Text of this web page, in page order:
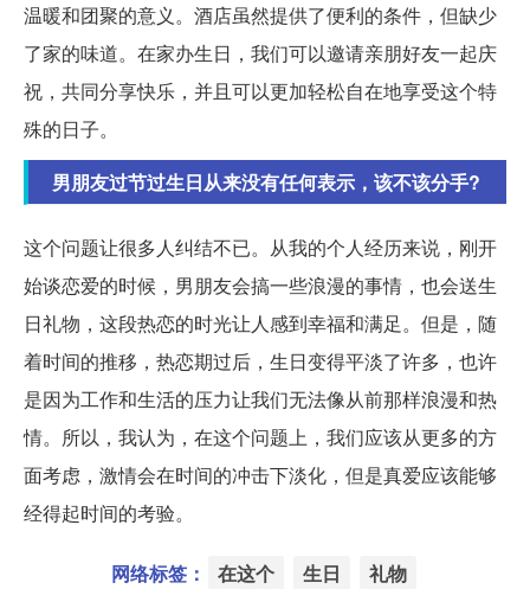
温暖和团聚的意义。酒店虽然提供了便利的条件，但缺少
了家的味道。在家办生日，我们可以邀请亲朋好友一起庆
祝，共同分享快乐，并且可以更加轻松自在地享受这个特
殊的日子。
男朋友过节过生日从来没有任何表示，该不该分手?
这个问题让很多人纠结不已。从我的个人经历来说，刚开
始谈恋爱的时候，男朋友会搞一些浪漫的事情，也会送生
日礼物，这段热恋的时光让人感到幸福和满足。但是，随
着时间的推移，热恋期过后，生日变得平淡了许多，也许
是因为工作和生活的压力让我们无法像从前那样浪漫和热
情。所以，我认为，在这个问题上，我们应该从更多的方
面考虑，激情会在时间的冲击下淡化，但是真爱应该能够
经得起时间的考验。
网络标签： 在这个 生日 礼物